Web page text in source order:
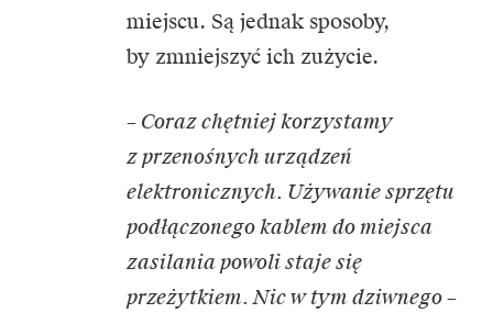
miejscu. Są jednak sposoby,
by zmniejszyć ich zużycie.
– Coraz chętniej korzystamy
z przenośnych urządzeń
elektronicznych. Używanie sprzętu
podłączonego kablem do miejsca
zasilania powoli staje się
przeżytkiem. Nic w tym dziwnego –